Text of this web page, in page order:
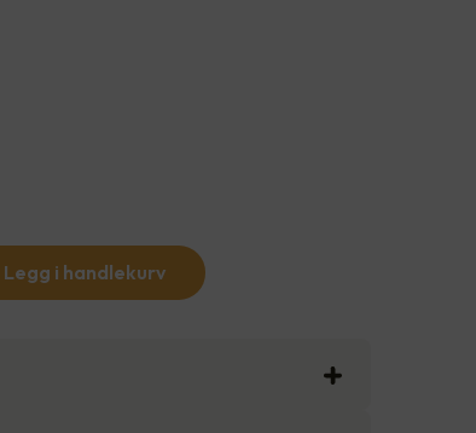
Legg i handlekurv